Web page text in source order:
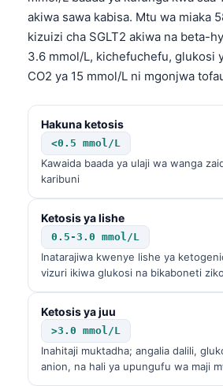
akiwa sawa kabisa. Mtu wa miaka
kizuizi cha SGLT2 akiwa na beta-
3.6 mmol/L, kichefuchefu, glukosi
CO2 ya 15 mmol/L ni mgonjwa
Hakuna ketosis
<0.5 mmol/L
Kawaida baada ya ulaji wa wanga
karibuni
Ketosis ya lishe
0.5-3.0 mmol/L
Inatarajiwa kwenye lishe ya
vizuri ikiwa glukosi na bikaboneti
Ketosis ya juu
>3.0 mmol/L
Inahitaji muktadha; angalia dalili,
anion, na hali ya upungufu wa maji